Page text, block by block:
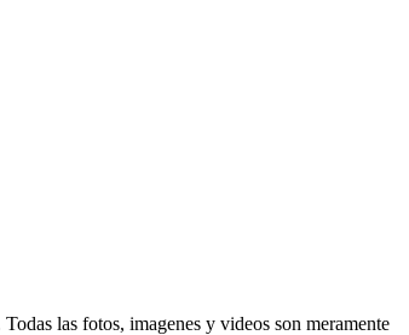
las fotos, imagenes y videos son meramente